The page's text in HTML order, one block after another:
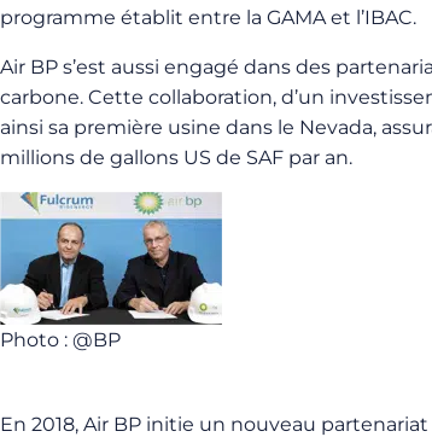
programme établit entre la GAMA et l’IBAC.
Air BP s’est aussi engagé dans des
carbone. Cette collaboration, d’un
ainsi sa première usine dans le Nevada,
millions de gallons US de SAF par an.
Photo : @BP
En 2018, Air BP initie un nouveau